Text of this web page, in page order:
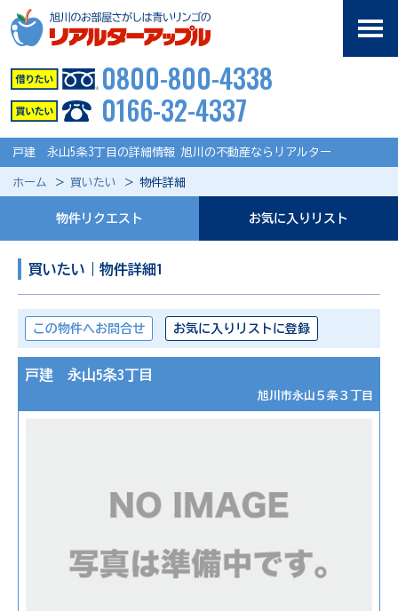
0800-800-4338
0166-32-4337
戸建 永山5条3丁目の詳細情報 旭川の不動産ならリアルター
ホーム 買いたい 物件詳細
物件リクエスト お気に入りリスト
買いたい｜物件詳細1
この物件へお問合せ お気に入りリストに登録
戸建 永山5条3丁目
旭川市永山５条３丁目